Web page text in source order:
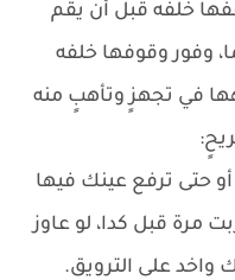
خلفه قبل أن يقم
وفور وقوفها خلفه
في تجهزٍ وتأهبٍ منه
حتى ترفع عينك فيها
مرة قبل كدا، لو عاوز
واخد على الترويق.